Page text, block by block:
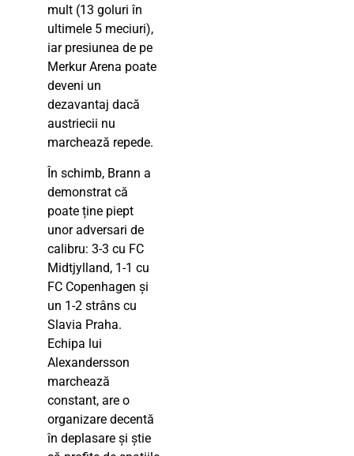
mult (13 goluri în
ultimele 5 meciuri),
iar presiunea de pe
Merkur Arena poate
deveni un
dezavantaj dacă
austriecii nu
marchează repede.
În schimb, Brann a
demonstrat că
poate ține piept
unor adversari de
calibru: 3-3 cu FC
Midtjylland, 1-1 cu
FC Copenhagen și
un 1-2 strâns cu
Slavia Praha.
Echipa lui
Alexandersson
marchează
constant, are o
organizare decentă
în deplasare și știe